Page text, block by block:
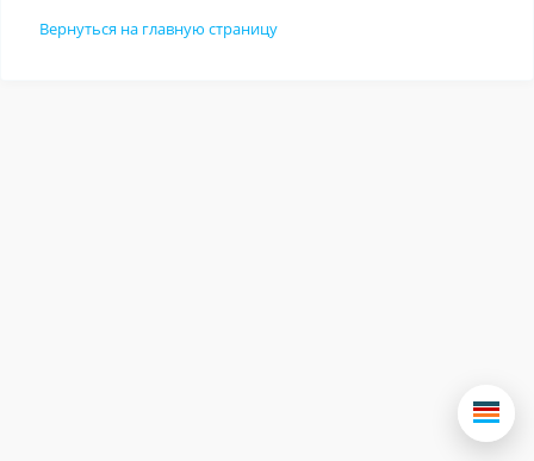
Вернуться на главную страницу